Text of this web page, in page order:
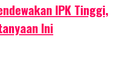
IPK Tinggi,
Ini